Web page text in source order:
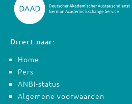
Direct naar:
Home
Pers
ANBI-status
Algemene voorwaarden